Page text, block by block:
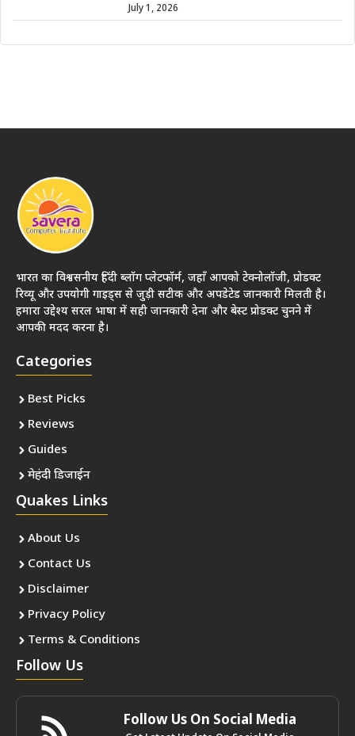
July 1, 2026
भारत का विश्वसनीय हिंदी ब्लॉग प्लेटफॉर्म, जहाँ आपको टेक्नोलॉजी, प्रोडक्ट
रिव्यू और उपयोगी गाइड्स से जुड़ी सटीक और अपडेटेड जानकारी मिलती है।
हमारा उद्देश्य सरल भाषा में सही जानकारी देना और बेस्ट प्रोडक्ट चुनने में
आपकी मदद करना है।
Categories
Best Picks
Reviews
Guides
मेहंदी डिजाईन
Quakes Links
About Us
Contact Us
Disclaimer
Privacy Policy
Terms & Conditions
Follow Us
Follow Us On Social Media